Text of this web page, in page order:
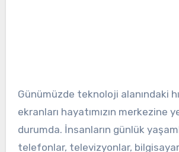
Günümüzde teknoloji alanındaki
ekranları hayatımızın merkezine
durumda. İnsanların günlük
telefonlar, televizyonlar,